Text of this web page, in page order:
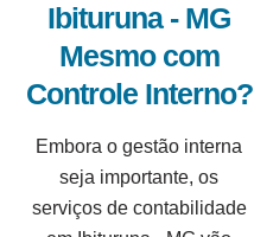
Ibituruna - MG
Mesmo com
Controle Interno?
Embora o gestão interna
seja importante, os
serviços de contabilidade